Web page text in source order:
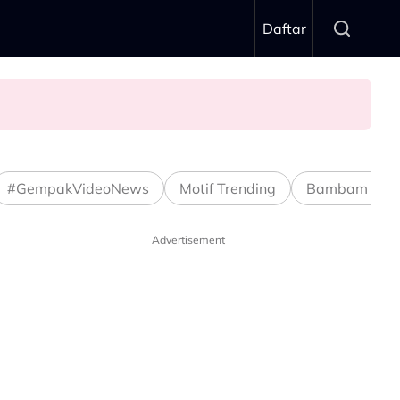
Daftar
#GempakVideoNews Motif Trending Bambam
Advertisement